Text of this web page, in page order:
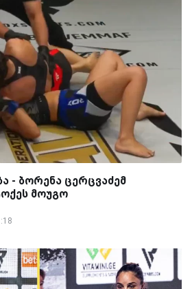
- ბორენა ცერცვაძემ
მოუგო